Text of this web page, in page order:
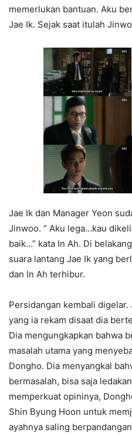
memerlukan bantuan. Aku
Jae Ik. Sejak saat itulah
Jae Ik dan Manager Yeon
Jinwoo. ” Aku lega…kau
baik…” kata In Ah. Di
suara lantang Jae Ik yang
dan In Ah terhibur.
Persidangan kembali
yang ia rekam disaat dia
Dia mengungkapkan bahwa
masalah utama yang
Dongho. Dia menyangkal
bermasalah, bisa saja
memperkuat opininya,
Shin Byung Hoon untuk
ayahnya saling